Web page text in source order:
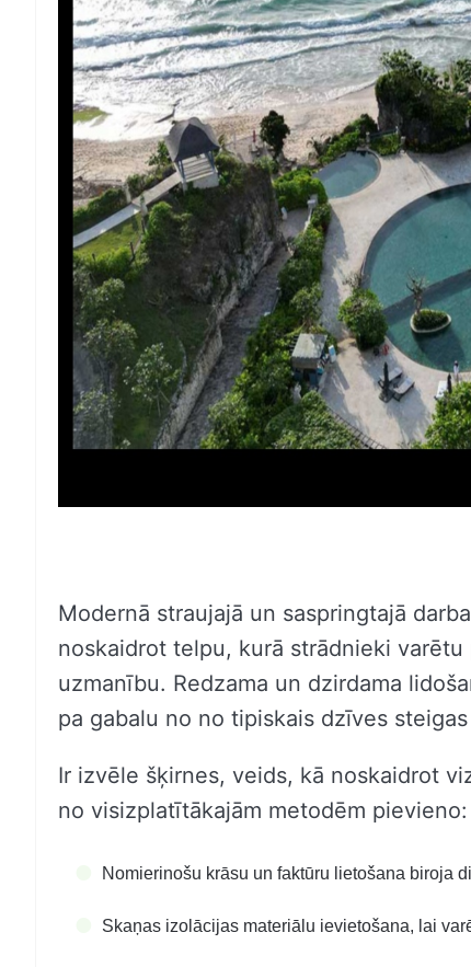
Modernā straujajā un saspringtajā
noskaidrot telpu, kurā strādnieki
uzmanību. Redzama un dzirdama
pa gabalu no no tipiskais dzīves
Ir izvēle šķirnes, veids, kā noskaidrot
no visizplatītākajām metodēm pievieno:
Nomierinošu krāsu un faktūru lietošana biroja
Skaņas izolācijas materiālu ievietošana, lai